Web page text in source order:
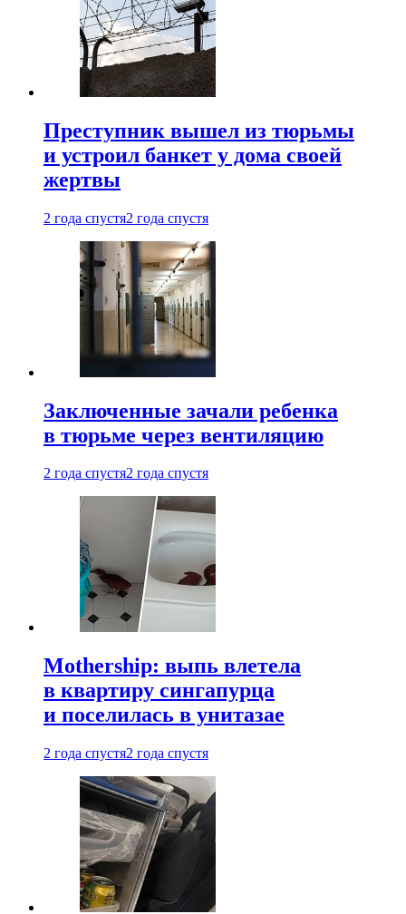
Преступник вышел из тюрьмы
и устроил банкет у дома своей
жертвы
2 года спустя2 года спустя
Заключенные зачали ребенка
в тюрьме через вентиляцию
2 года спустя2 года спустя
Mothership: выпь влетела
в квартиру сингапурца
и поселилась в унитазае
2 года спустя2 года спустя